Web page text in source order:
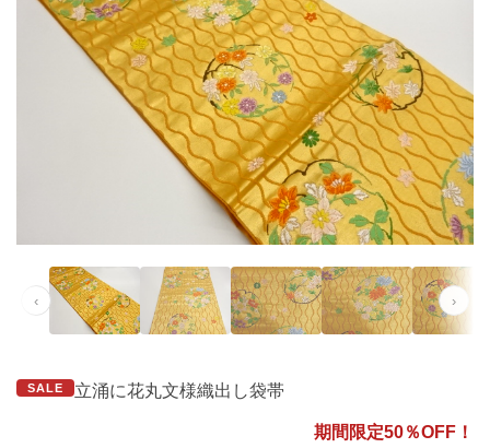
‹ ›
SALE 立涌に花丸文様織出し袋帯
期間限定50％OFF！